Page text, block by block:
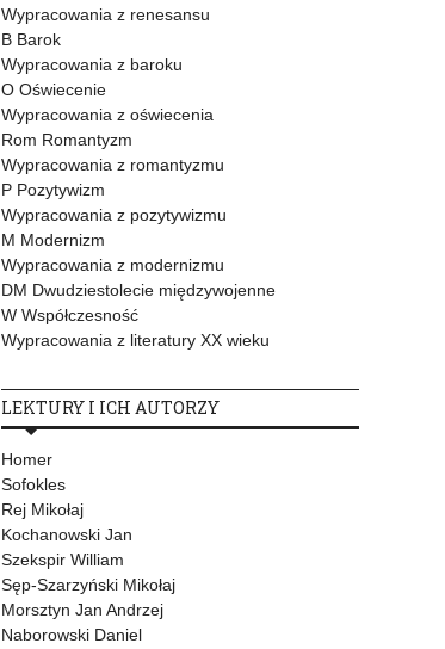
Wypracowania z renesansu
B Barok
Wypracowania z baroku
O Oświecenie
Wypracowania z oświecenia
Rom Romantyzm
Wypracowania z romantyzmu
P Pozytywizm
Wypracowania z pozytywizmu
M Modernizm
Wypracowania z modernizmu
DM Dwudziestolecie międzywojenne
W Współczesność
Wypracowania z literatury XX wieku
LEKTURY I ICH AUTORZY
Homer
Sofokles
Rej Mikołaj
Kochanowski Jan
Szekspir William
Sęp-Szarzyński Mikołaj
Morsztyn Jan Andrzej
Naborowski Daniel